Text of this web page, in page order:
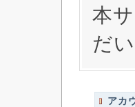
本
だ
アカ